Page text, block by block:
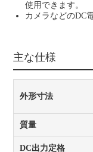
使用できます。
カメラなどのDC
主な仕様
外形寸法
質量
DC出力定格